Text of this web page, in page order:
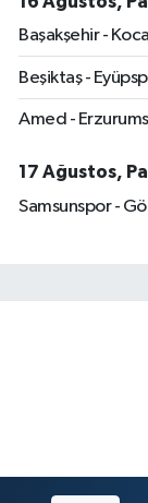
Başakşehir -
Beşiktaş -
Amed -
17 Ağustos,
Samsunspor -